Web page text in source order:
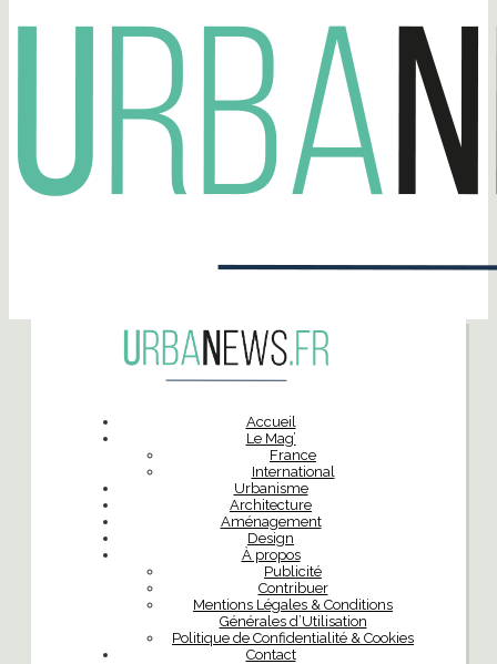
Accueil
Le Mag’
France
International
Urbanisme
Architecture
Aménagement
Design
À propos
Publicité
Contribuer
Mentions Légales & Conditions
Générales d’Utilisation
Politique de Confidentialité & Cookies
Contact